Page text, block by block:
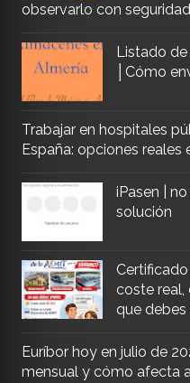
observarlo con seguridad
Listado
│Cómo
Trabajar en hospitales
España: opciones reales
iPasen |
solución
coste
que debes
Euríbor hoy en julio de
mensual y cómo afecta